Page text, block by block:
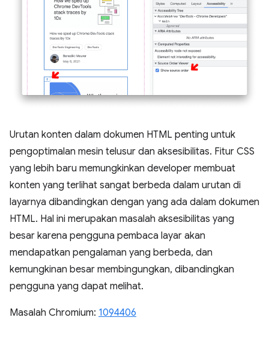
Urutan konten dalam dokumen HTML penting untuk
pengoptimalan mesin telusur dan aksesibilitas. Fitur CSS
yang lebih baru memungkinkan developer membuat
konten yang terlihat sangat berbeda dalam urutan di
layarnya dibandingkan dengan yang ada dalam dokumen
HTML. Hal ini merupakan masalah aksesibilitas yang
besar karena pengguna pembaca layar akan
mendapatkan pengalaman yang berbeda, dan
kemungkinan besar membingungkan, dibandingkan
pengguna yang dapat melihat.
Masalah Chromium: 1094406